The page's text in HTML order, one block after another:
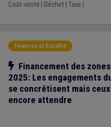
Coût-vérité Déchet| Taxe
Finances et fiscalité
Notre action
Financement des
2025: Les engagements
se concrétisent mais
encore attendre